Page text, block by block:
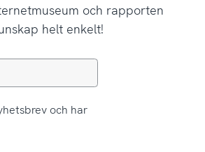
och rapporten
helt enkelt!
och har